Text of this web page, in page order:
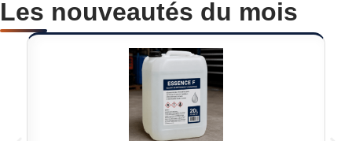
Les nouveautés du mois